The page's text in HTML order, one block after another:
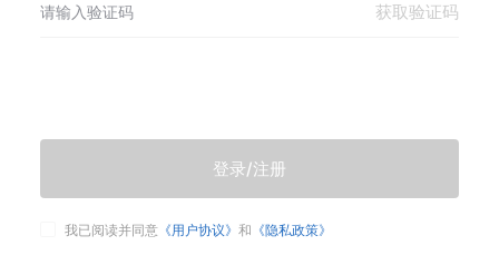
获取验证码
我已阅读并同意 《用户协议》 和 《隐私政策》
登录/注册